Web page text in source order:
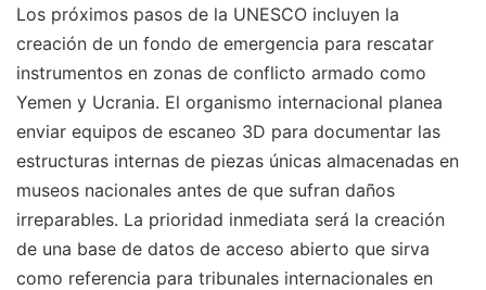
Los próximos pasos de la UNESCO incluyen la
creación de un fondo de emergencia para rescatar
instrumentos en zonas de conflicto armado como
Yemen y Ucrania. El organismo internacional planea
enviar equipos de escaneo 3D para documentar las
estructuras internas de piezas únicas almacenadas en
museos nacionales antes de que sufran daños
irreparables. La prioridad inmediata será la creación
de una base de datos de acceso abierto que sirva
como referencia para tribunales internacionales en